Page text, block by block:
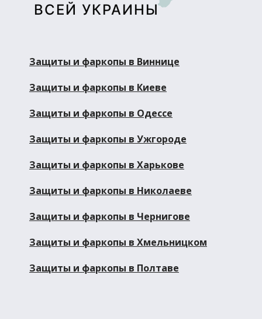
ВСЕЙ УКРАИНЫ
Защиты и фаркопы в Виннице
Защиты и фаркопы в Киеве
Защиты и фаркопы в Одессе
Защиты и фаркопы в Ужгороде
Защиты и фаркопы в Харькове
Защиты и фаркопы в Николаеве
Защиты и фаркопы в Чернигове
Защиты и фаркопы в Хмельницком
Защиты и фаркопы в Полтаве